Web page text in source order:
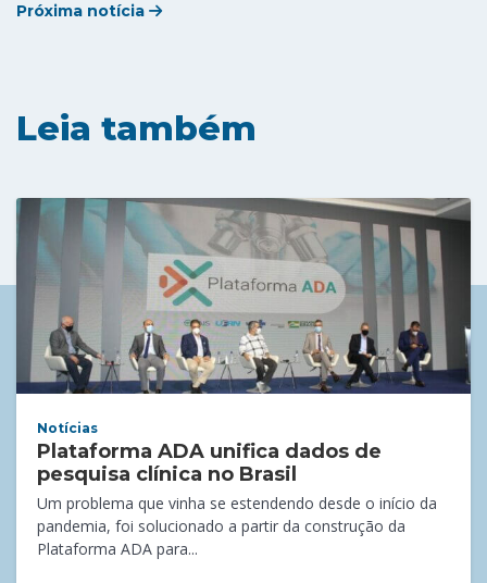
Próxima notícia
Leia também
Notícias
Plataforma ADA unifica dados de
pesquisa clínica no Brasil
Um problema que vinha se estendendo desde o início da
pandemia, foi solucionado a partir da construção da
Plataforma ADA para...